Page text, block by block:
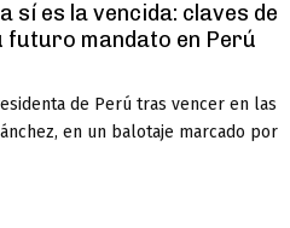
sí es la vencida: claves de
mandato en Perú
de Perú tras vencer en las
en un balotaje marcado por